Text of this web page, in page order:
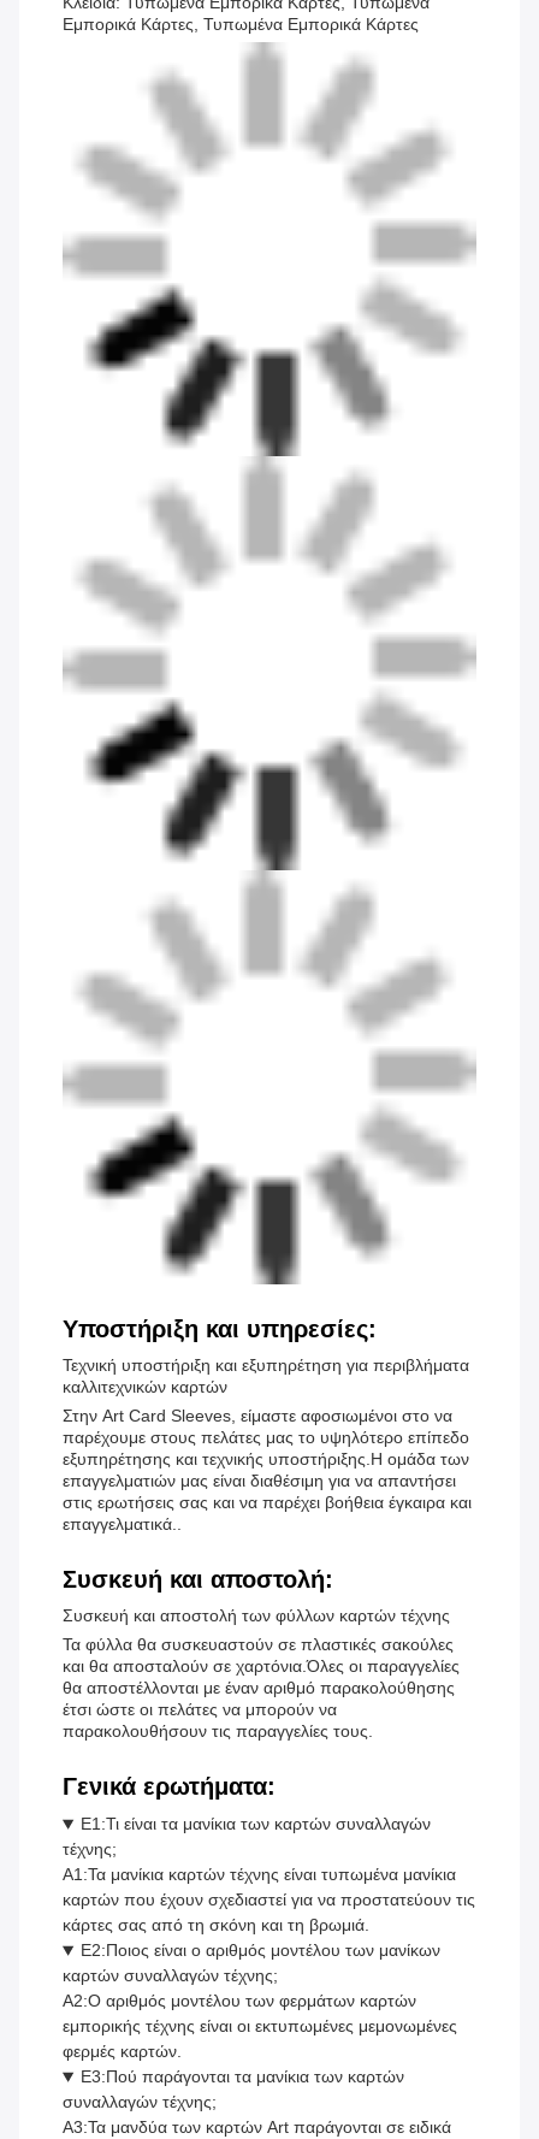
Εμπορικά Κάρτες, Τυπωμένα Εμπορικά Κάρτες
Υποστήριξη και υπηρεσίες:
Τεχνική υποστήριξη και εξυπηρέτηση για περιβλήματα
καλλιτεχνικών καρτών
Στην Art Card Sleeves, είμαστε αφοσιωμένοι στο να
παρέχουμε στους πελάτες μας το υψηλότερο επίπεδο
εξυπηρέτησης και τεχνικής υποστήριξης.Η ομάδα των
επαγγελματιών μας είναι διαθέσιμη για να απαντήσει
στις ερωτήσεις σας και να παρέχει βοήθεια έγκαιρα και
επαγγελματικά..
Συσκευή και αποστολή:
Συσκευή και αποστολή των φύλλων καρτών τέχνης
Τα φύλλα θα συσκευαστούν σε πλαστικές σακούλες
και θα αποσταλούν σε χαρτόνια.Όλες οι παραγγελίες
θα αποστέλλονται με έναν αριθμό παρακολούθησης
έτσι ώστε οι πελάτες να μπορούν να
παρακολουθήσουν τις παραγγελίες τους.
Γενικά ερωτήματα:
Ε1:Τι είναι τα μανίκια των καρτών συναλλαγών
τέχνης;
Α1:Τα μανίκια καρτών τέχνης είναι τυπωμένα μανίκια
καρτών που έχουν σχεδιαστεί για να προστατεύουν τις
κάρτες σας από τη σκόνη και τη βρωμιά.
Ε2:Ποιος είναι ο αριθμός μοντέλου των μανίκων
καρτών συναλλαγών τέχνης;
Α2:Ο αριθμός μοντέλου των φερμάτων καρτών
εμπορικής τέχνης είναι οι εκτυπωμένες μεμονωμένες
φερμές καρτών.
Ε3:Πού παράγονται τα μανίκια των καρτών
συναλλαγών τέχνης;
Α3:Τα μανδύα των καρτών Art παράγονται σε ειδικά